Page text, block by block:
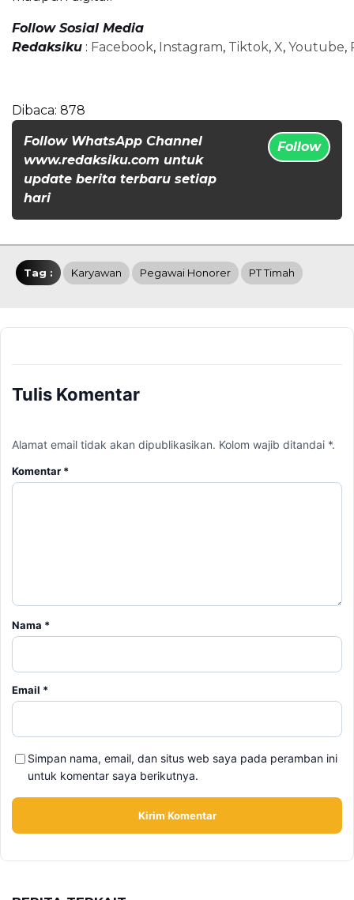
Follow Sosial Media
Redaksiku : Facebook, Instagram, Tiktok, X, Youtube,
Dibaca: 878
Follow WhatsApp Channel
www.redaksiku.com untuk
update berita terbaru setiap
hari
Follow
Tag : Karyawan Pegawai Honorer PT Timah
Tulis Komentar